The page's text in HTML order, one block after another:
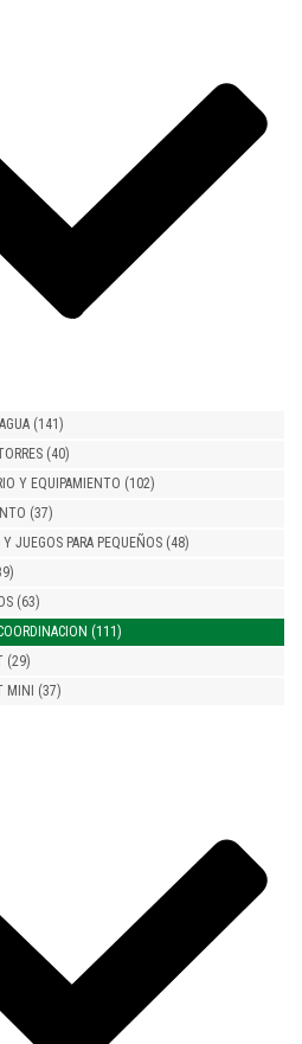
(141)
(40)
Y EQUIPAMIENTO (102)
(37)
Y JUEGOS PARA PEQUEÑOS (48)
(63)
(111)
(29)
MINI (37)